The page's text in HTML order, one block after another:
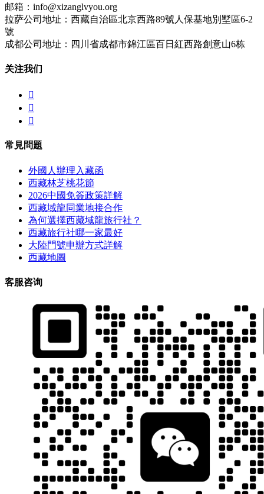
邮箱：info@xizanglvyou.org
拉萨公司地址：西藏自治區北京西路89號人保基地別墅區6-2
號
成都公司地址：四川省成都市錦江區百日紅西路創意山6栋
关注我们



常見問題
外國人辦理入藏函
西藏林芝桃花節
2026中國免簽政策詳解
西藏域龍同業地接合作
為何選擇西藏域龍旅行社？
西藏旅行社哪一家最好
大陸門號申辦方式詳解
西藏地圖
客服咨询